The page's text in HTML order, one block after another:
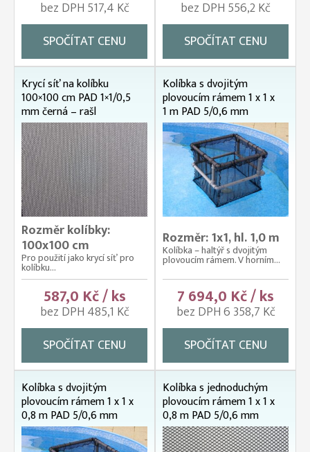
bez DPH 517,4 Kč
SPOČÍTAT CENU
bez DPH 556,2 Kč
SPOČÍTAT CENU
Krycí síť na kolíbku
100×100 cm PAD 1×1/0,5
mm černá – rašl
Rozměr kolíbky:
100x100 cm
Pro použití jako krycí síť pro
kolíbku...
587,0 Kč / ks
bez DPH 485,1 Kč
SPOČÍTAT CENU
Kolíbka s dvojitým
plovoucím rámem 1 x 1 x
1 m PAD 5/0,6 mm
Rozměr: 1x1, hl. 1,0 m
Kolíbka – haltýř s dvojitým
plovoucím rámem. V horním...
7 694,0 Kč / ks
bez DPH 6 358,7 Kč
SPOČÍTAT CENU
Kolíbka s dvojitým
plovoucím rámem 1 x 1 x
0,8 m PAD 5/0,6 mm
Kolíbka s jednoduchým
plovoucím rámem 1 x 1 x
0,8 m PAD 5/0,6 mm